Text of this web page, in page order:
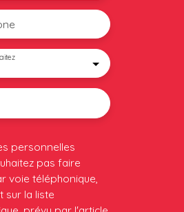
personnelles
pas faire
voie téléphonique,
sur la liste